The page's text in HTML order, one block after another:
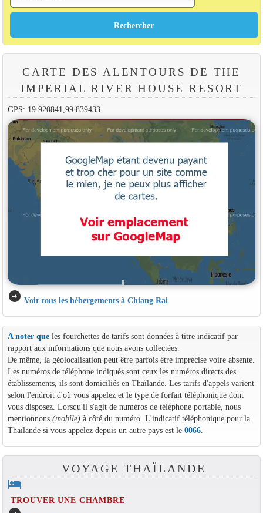
CARTE DES ALENTOURS DE THE
IMPERIAL RIVER HOUSE RESORT
GPS: 19.920841,99.839433
arrow_circle_right Voir tous les hébergements à Chiang Rai
A noter queles fourchettes de tarifs sont données à titre indicatif par
rapport aux informations que nous avons collectées.
De même, la géolocalisation peut être parfois être imprécise voire absente.
Les numéros de téléphone indiqués sont ceux les numéros directs des
établissements, ils sont domiciliés en Thaïlande. Les tarifs d'appels varient
selon l'endroit d'où vous appelez et le type de forfait téléphonique dont
vous disposez. Lorsqu'il s'agit de numéros de téléphone portable, nous
mentionnons (mobile)à côté du numéro. L'indicatif téléphonique pour la
Thaïlande si vous appelez depuis un autre pays est le 0066.
VOYAGE THAÏLANDE
hotel
TROUVER UNE CHAMBRE